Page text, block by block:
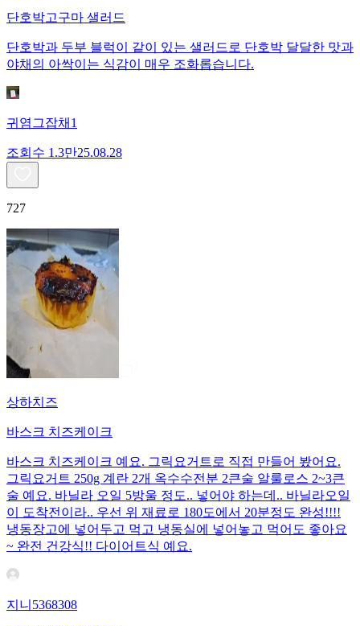
단호박고구마 샐러드
단호박과 두부 블럭이 같이 있는 샐러드로 단호박 달달한 맛과
야채의 아싹이는 식감이 매우 조화롭습니다.
귀염그잡채1
조회수 1.3만25.08.28
727
상하치즈
바스크 치즈케이크
바스크 치즈케이크 예요. 그릭요거트로 직접 만들어 봤어요.
그릭요거트 250g 계란 2개 옥수수전분 2큰술 알룰로스 2~3큰
술 예요. 바닐라 오일 5방울 정도.. 넣어야 하는데.. 바닐라오일
이 도착전이라.. 우선 위 재료로 180도에서 20분정도 완성!!!!
냉동장고에 넣어두고 먹고 냉동실에 넣어놓고 먹어도 좋아요
~ 완전 건강식!! 다이어트식 예요.
지니5368308